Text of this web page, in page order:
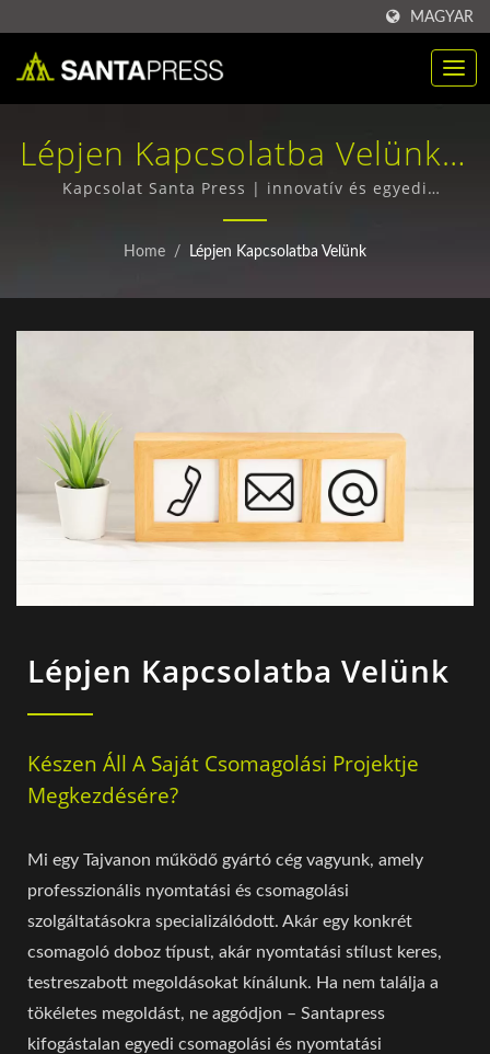
MAGYAR
Lépjen Kapcsolatba Velünk |
RPET Műanyag Csomagoló
Dobozok Nagykereskedelmi
Press Co., Ltd.
Kapcsolat Santa Press | innovatív és egyedi
csomagolási tervek
Home / Lépjen Kapcsolatba Velünk
Lépjen Kapcsolatba Velünk
Készen Áll A Saját Csomagolási Projektje
Megkezdésére?
Mi egy Tajvanon működő gyártó cég vagyunk, amely
professzionális nyomtatási és csomagolási
szolgáltatásokra specializálódott. Akár egy konkrét
csomagoló doboz típust, akár nyomtatási stílust keres,
testreszabott megoldásokat kínálunk. Ha nem találja a
tökéletes megoldást, ne aggódjon – Santapress
kifogástalan egyedi csomagolási és nyomtatási